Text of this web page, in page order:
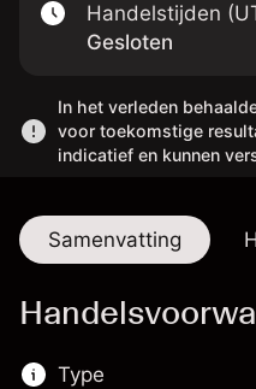
Handelstijden
Gesloten
In het verleden
voor toekomstige
indicatief en kunnen
Samenvatting
Type